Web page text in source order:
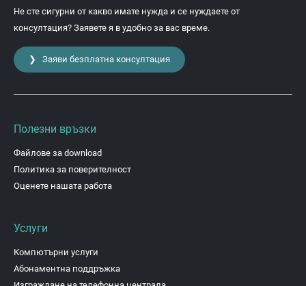
Не сте сигурни от какво имате нужда и се нуждаете от
консултация? Заявете я в удобно за вас време.
❯ Заяви безплатна консултация
Полезни връзки
Файлове за download
Политика за поверителност
Оценете нашата работа
Услуги
Компютърни услуги
Абонаментна поддръжка